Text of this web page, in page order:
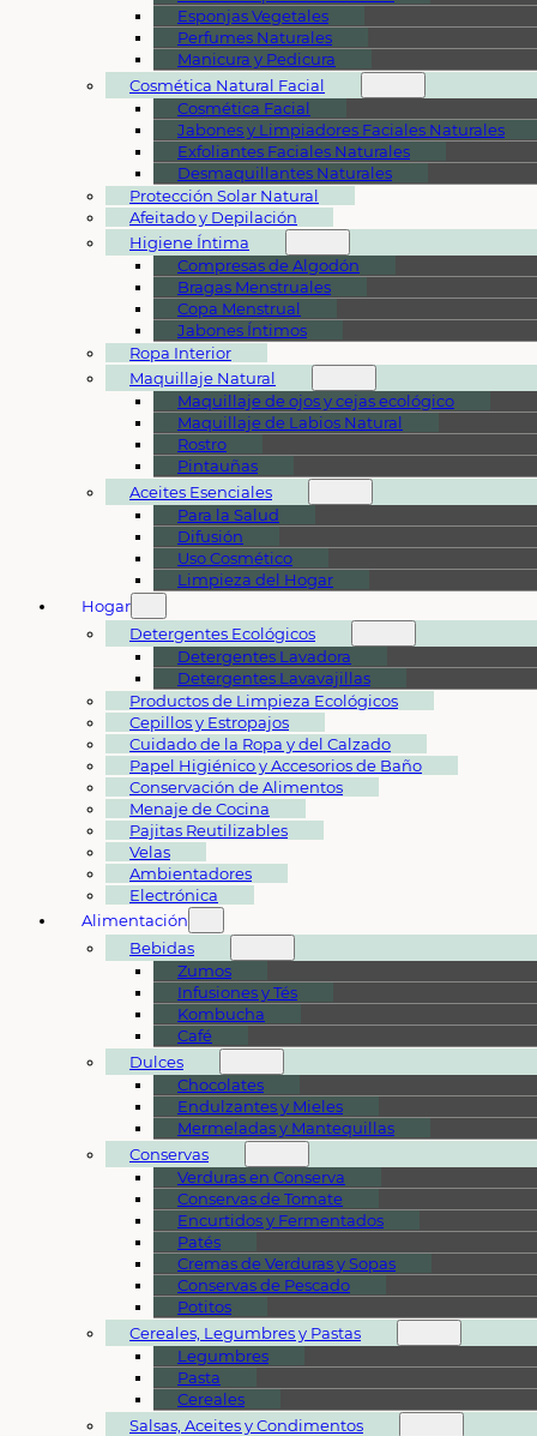
Esponjas Vegetales
Perfumes Naturales
Manicura y Pedicura
Cosmética Natural Facial
Cosmética Facial
Jabones y Limpiadores Faciales Naturales
Exfoliantes Faciales Naturales
Desmaquillantes Naturales
Protección Solar Natural
Afeitado y Depilación
Higiene Íntima
Compresas de Algodón
Bragas Menstruales
Copa Menstrual
Jabones Íntimos
Ropa Interior
Maquillaje Natural
Maquillaje de ojos y cejas ecológico
Maquillaje de Labios Natural
Rostro
Pintauñas
Aceites Esenciales
Para la Salud
Difusión
Uso Cosmético
Limpieza del Hogar
Hogar
Detergentes Ecológicos
Detergentes Lavadora
Detergentes Lavavajillas
Productos de Limpieza Ecológicos
Cepillos y Estropajos
Cuidado de la Ropa y del Calzado
Papel Higiénico y Accesorios de Baño
Conservación de Alimentos
Menaje de Cocina
Pajitas Reutilizables
Velas
Ambientadores
Electrónica
Alimentación
Bebidas
Zumos
Infusiones y Tés
Kombucha
Café
Dulces
Chocolates
Endulzantes y Mieles
Mermeladas y Mantequillas
Conservas
Verduras en Conserva
Conservas de Tomate
Encurtidos y Fermentados
Patés
Cremas de Verduras y Sopas
Conservas de Pescado
Potitos
Cereales, Legumbres y Pastas
Legumbres
Pasta
Cereales
Salsas, Aceites y Condimentos